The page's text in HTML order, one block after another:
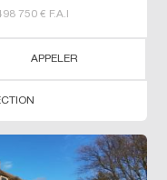
750 € F.A.I
APPELER